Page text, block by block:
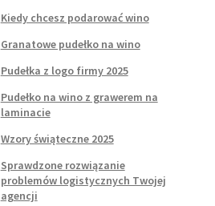
Kiedy chcesz podarować wino
Granatowe pudełko na wino
Pudełka z logo firmy 2025
Pudełko na wino z grawerem na
laminacie
Wzory świąteczne 2025
Sprawdzone rozwiązanie
problemów logistycznych Twojej
agencji